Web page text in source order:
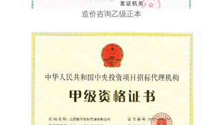
造价咨询乙级正本